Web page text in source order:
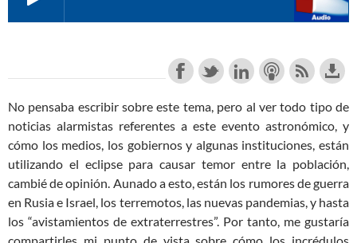
No pensaba escribir sobre este tema, pero al ver todo tipo de
noticias alarmistas referentes a este evento astronómico, y
cómo los medios, los gobiernos y algunas instituciones, están
utilizando el eclipse para causar temor entre la población,
cambié de opinión. Aunado a esto, están los rumores de guerra
en Rusia e Israel, los terremotos, las nuevas pandemias, y hasta
los “avistamientos de extraterrestres”. Por tanto, me gustaría